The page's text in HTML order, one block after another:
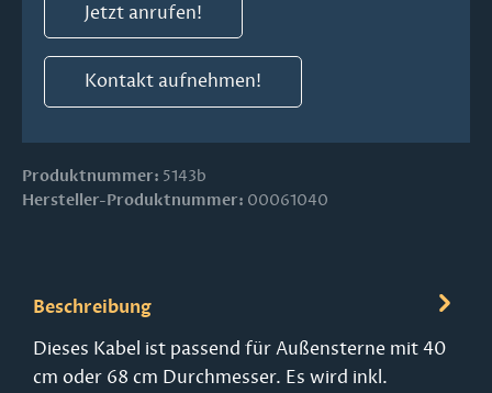
Jetzt anrufen!
Kontakt aufnehmen!
Produktnummer: 5143b
Hersteller-Produktnummer: 00061040
Beschreibung
Dieses Kabel ist passend für Außensterne mit 40
cm oder 68 cm Durchmesser. Es wird inkl.